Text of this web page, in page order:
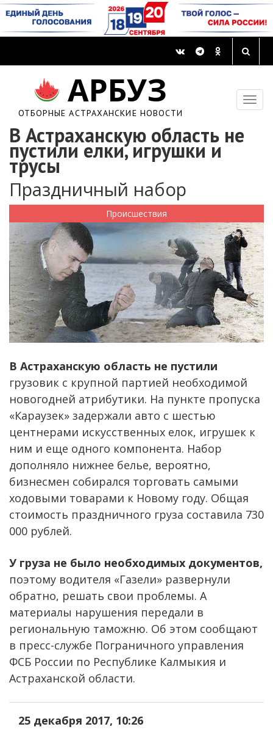
АРБУЗ
ОТБОРНЫЕ АСТРАХАНСКИЕ НОВОСТИ
В Астраханскую область не
пустили елки, игрушки и
трусы
Праздничный набор
Происшествия
В Астраханскую область не пустили
грузовик с крупной партией необходимой
новогодней атрибутики. На пункте пропуска
«Караузек» задержали авто с шестью
центнерами искусственных елок, игрушек к
ним и еще одного компонента. Набор
дополняло нижнее белье, вероятно,
бизнесмен собирался торговать самыми
ходовыми товарами к Новому году. Общая
стоимость праздничного груза составила 730
000 рублей.
У груза не было необходимых документов,
поэтому водителя «Газели» развернули
обратно, решать свои проблемы. А
материалы нарушения передали в
региональную таможню. Об этом сообщают
в пресс-службе Пограничного управления
ФСБ России по Республике Калмыкия и
Астраханской области.
25 декабря 2017, 10:26